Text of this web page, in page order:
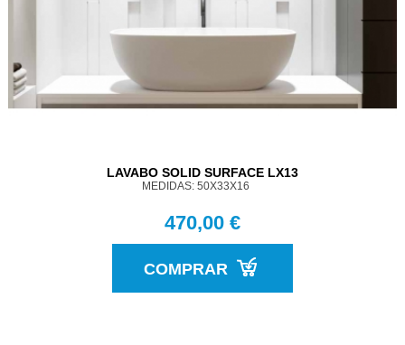
LAVABO SOLID SURFACE LX13
MEDIDAS: 50X33X16
470,00 €
COMPRAR